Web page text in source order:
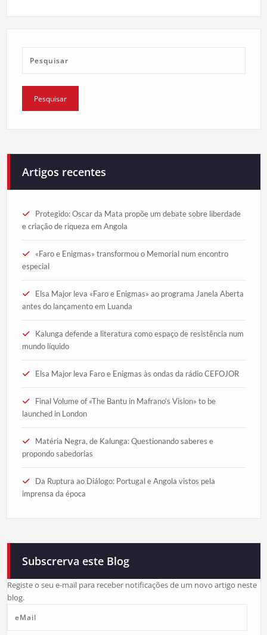
Artigos recentes
Protegido: Oscar da Mata propõe um debate sobre liberdade
e criação de riqueza em Angola
«Faro e Enigmas» transformou o Memorial num encontro
especial
Elsa Major leva «Faro e Enigmas» ao programa Janela Aberta
antes do lançamento em Luanda
Kalunga defende a literatura como espaço de resistência num
mundo líquido
Elsa Major leva Faro e Enigmas às ondas da rádio CEFOJOR
Final Volume of «The Bantu in Mafrano’s Vision» to be
launched in London
Matéria Negra, de Kalunga: Questionando saberes e
propondo sabedorias
Da Ruptura ao Diálogo: Portugal e Angola vistos pela
imprensa da época
Subscrerva este Blog
Registe o seu e-mail para receber notificações de um novo artigo neste
blog.